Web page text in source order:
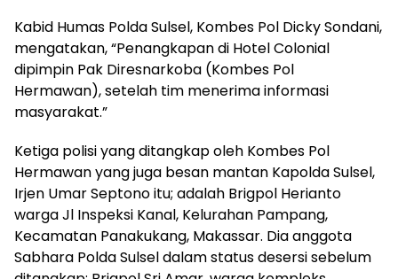
Kabid Humas Polda Sulsel, Kombes Pol Dicky Sondani,
mengatakan, “Penangkapan di Hotel Colonial
dipimpin Pak Diresnarkoba (Kombes Pol
Hermawan), setelah tim menerima informasi
masyarakat.”
Ketiga polisi yang ditangkap oleh Kombes Pol
Hermawan yang juga besan mantan Kapolda Sulsel,
Irjen Umar Septono itu; adalah Brigpol Herianto
warga Jl Inspeksi Kanal, Kelurahan Pampang,
Kecamatan Panakukang, Makassar. Dia anggota
Sabhara Polda Sulsel dalam status desersi sebelum